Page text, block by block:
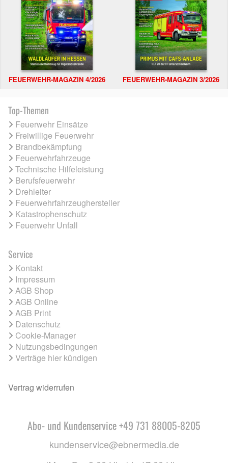
FEUERWEHR-MAGAZIN 4/2026 FEUERWEHR-MAGAZIN 3/2026
Top-Themen
Feuerwehr Einsätze
Freiwillige Feuerwehr
Brandbekämpfung
Feuerwehrfahrzeuge
Technische Hilfeleistung
Berufsfeuerwehr
Drehleiter
Feuerwehrfahrzeughersteller
Katastrophenschutz
Feuerwehr Unfall
Service
Kontakt
Impressum
AGB Shop
AGB Online
AGB Print
Datenschutz
Cookie-Manager
Nutzungsbedingungen
Verträge hier kündigen
Vertrag widerrufen
Abo- und Kundenservice +49 731 88005-8205
kundenservice@ebnermedia.de